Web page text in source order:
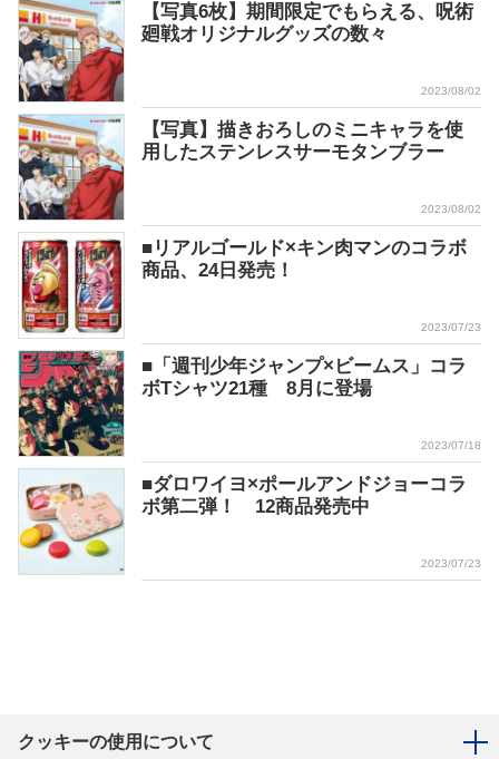
【写真6枚】期間限定でもらえる、呪術
廻戦オリジナルグッズの数々
2023/08/02
【写真】描きおろしのミニキャラを使
用したステンレスサーモタンブラー
2023/08/02
■リアルゴールド×キン肉マンのコラボ
商品、24日発売！
2023/07/23
■「週刊少年ジャンプ×ビームス」コラ
ボTシャツ21種 8月に登場
2023/07/18
■ダロワイヨ×ポールアンドジョーコラ
ボ第二弾！ 12商品発売中
2023/07/23
クッキーの使用について